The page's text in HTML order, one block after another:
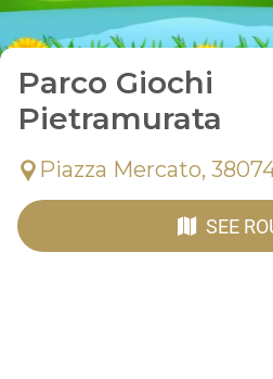
Parco Giochi
Pietramurata
Piazza Mercato,
SEE